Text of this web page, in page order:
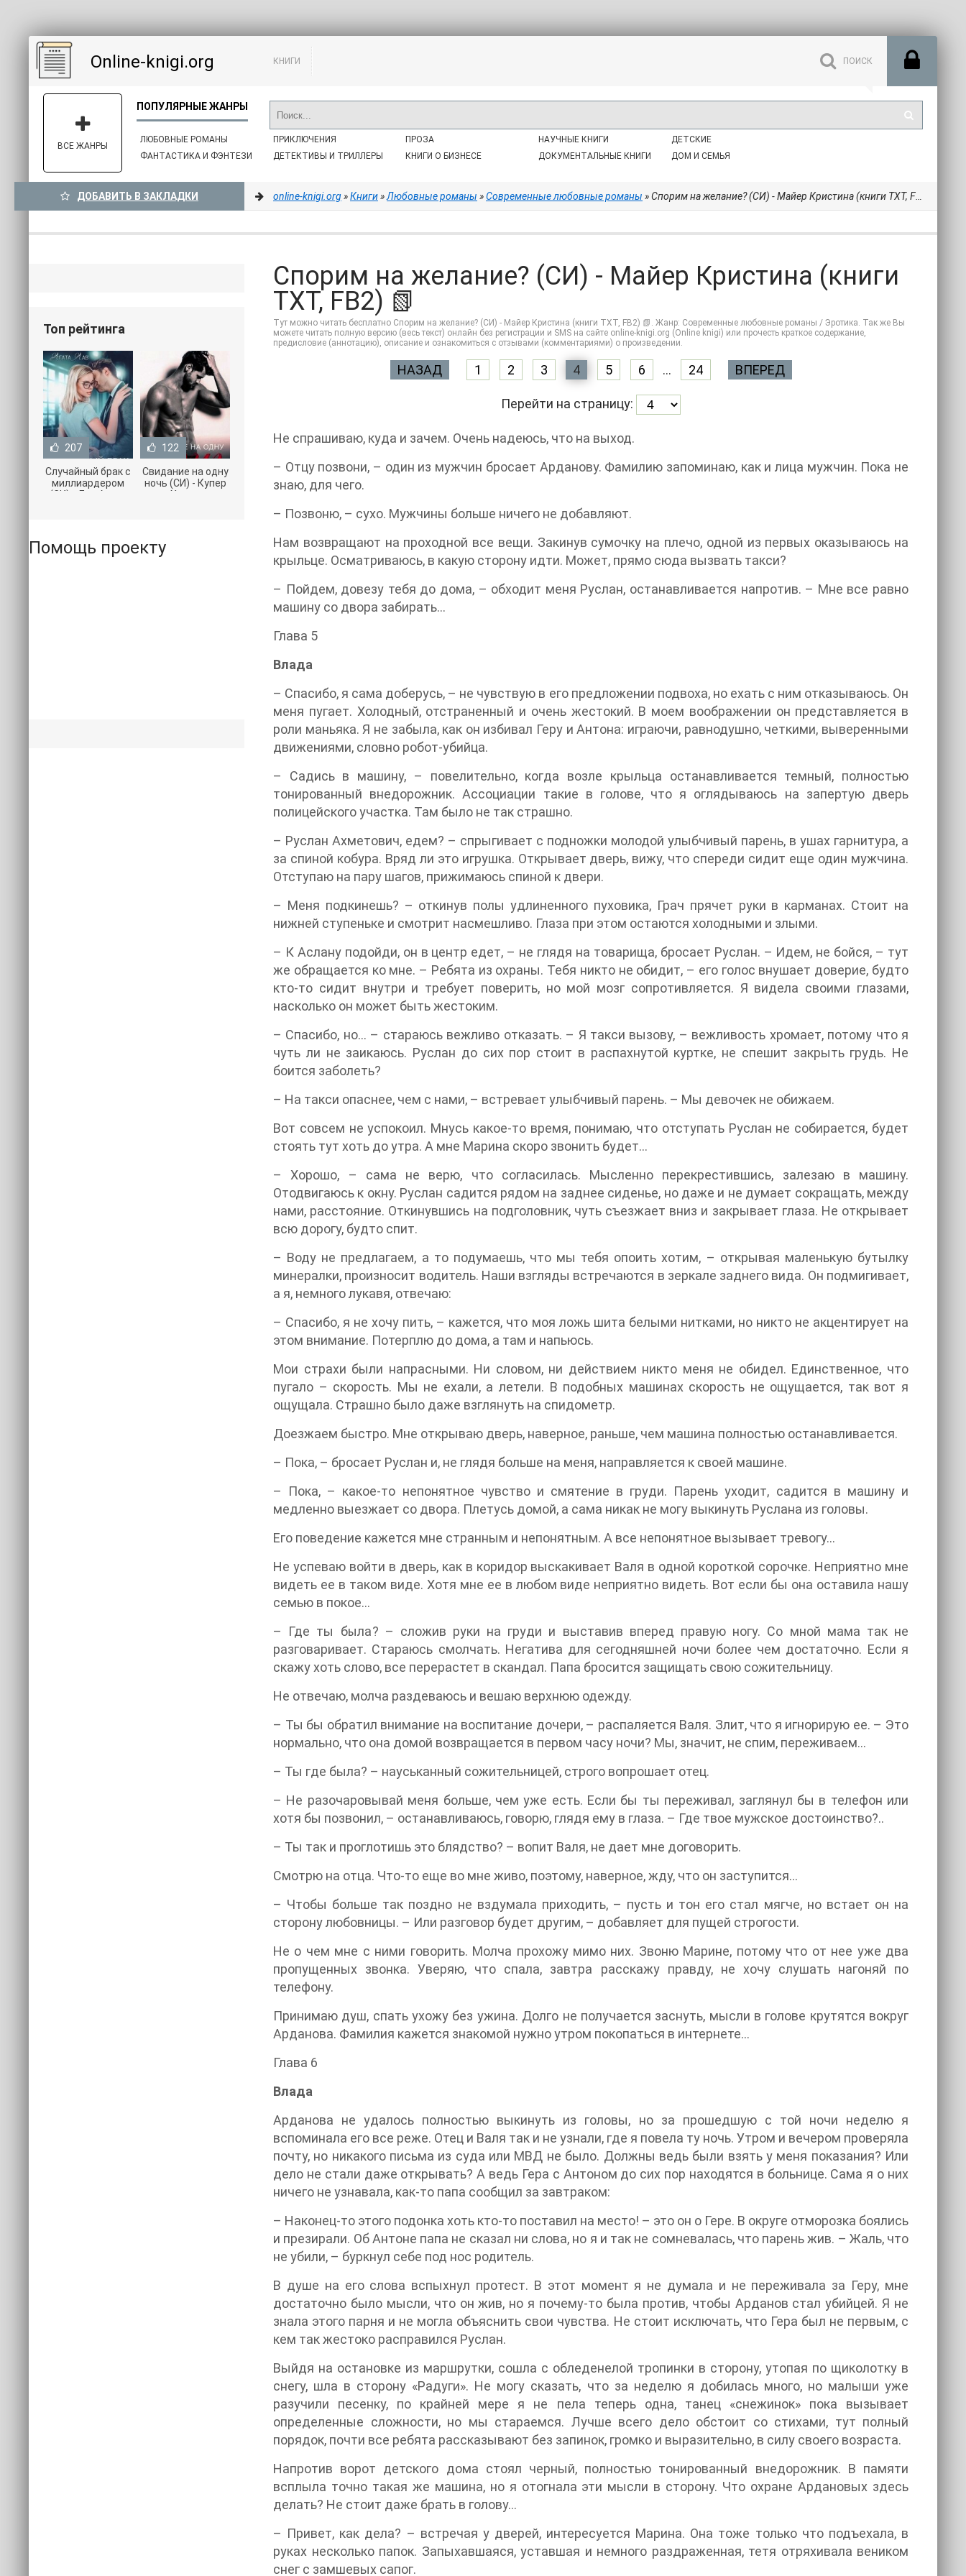
Online-knigi.org КНИГИ
ЛЮБОВНЫЕ РОМАНЫ
ФАНТАСТИКА И ФЭНТЕЗИ
ПРИКЛЮЧЕНИЯ
ДЕТЕКТИВЫ И ТРИЛЛЕРЫ
ПРОЗА
КНИГИ О БИЗНЕСЕ
НАУЧНЫЕ КНИГИ
ДОКУМЕНТАЛЬНЫЕ КНИГИ
ДЕТСКИЕ
ДОМ И СЕМЬЯ
ВСЕ ЖАНРЫ
ДОБАВИТЬ В ЗАКЛАДКИ online-knigi.org»Книги»Любовные романы »Современные любовные романы » Спорим на желание? (СИ) - Майер Кристина (книги TXT, FB2) 📗
Спорим на желание? (СИ) - Майер Кристина (книги
TXT, FB2) 📗
Тут можно читать бесплатно Спорим на желание? (СИ) - Майер Кристина (книги TXT, FB2) 📗. Жанр: Современные любовные романы / Эротика. Так же Вы
можете читать полную версию (весь текст) онлайн без регистрации и SMS на сайте online-knigi.org (Online knigi) или прочесть краткое содержание,
предисловие (аннотацию), описание и ознакомиться с отзывами (комментариями) о произведении.
НАЗАД 1 2 3 4 5 6 ... 24 ВПЕРЕД
Перейти на страницу:
Не спрашиваю, куда и зачем. Очень надеюсь, что на выход.
– Отцу позвони, – один из мужчин бросает Арданову. Фамилию запоминаю, как и лица мужчин. Пока не
знаю, для чего.
– Позвоню, – сухо. Мужчины больше ничего не добавляют.
Нам возвращают на проходной все вещи. Закинув сумочку на плечо, одной из первых оказываюсь на
крыльце. Осматриваюсь, в какую сторону идти. Может, прямо сюда вызвать такси?
– Пойдем, довезу тебя до дома, – обходит меня Руслан, останавливается напротив. – Мне все равно
машину со двора забирать...
Глава 5
Влада
– Спасибо, я сама доберусь, – не чувствую в его предложении подвоха, но ехать с ним отказываюсь. Он
меня пугает. Холодный, отстраненный и очень жестокий. В моем воображении он представляется в
роли маньяка. Я не забыла, как он избивал Геру и Антона: играючи, равнодушно, четкими, выверенными
движениями, словно робот-убийца.
– Садись в машину, – повелительно, когда возле крыльца останавливается темный, полностью
тонированный внедорожник. Ассоциации такие в голове, что я оглядываюсь на запертую дверь
полицейского участка. Там было не так страшно.
– Руслан Ахметович, едем? – спрыгивает с подножки молодой улыбчивый парень, в ушах гарнитура, а
за спиной кобура. Вряд ли это игрушка. Открывает дверь, вижу, что спереди сидит еще один мужчина.
Отступаю на пару шагов, прижимаюсь спиной к двери.
– Меня подкинешь? – откинув полы удлиненного пуховика, Грач прячет руки в карманах. Стоит на
нижней ступеньке и смотрит насмешливо. Глаза при этом остаются холодными и злыми.
– К Аслану подойди, он в центр едет, – не глядя на товарища, бросает Руслан. – Идем, не бойся, – тут
же обращается ко мне. – Ребята из охраны. Тебя никто не обидит, – его голос внушает доверие, будто
кто-то сидит внутри и требует поверить, но мой мозг сопротивляется. Я видела своими глазами,
насколько он может быть жестоким.
– Спасибо, но... – стараюсь вежливо отказать. – Я такси вызову, – вежливость хромает, потому что я
чуть ли не заикаюсь. Руслан до сих пор стоит в распахнутой куртке, не спешит закрыть грудь. Не
боится заболеть?
– На такси опаснее, чем с нами, – встревает улыбчивый парень. – Мы девочек не обижаем.
Вот совсем не успокоил. Мнусь какое-то время, понимаю, что отступать Руслан не собирается, будет
стоять тут хоть до утра. А мне Марина скоро звонить будет...
– Хорошо, – сама не верю, что согласилась. Мысленно перекрестившись, залезаю в машину.
Отодвигаюсь к окну. Руслан садится рядом на заднее сиденье, но даже и не думает сокращать, между
нами, расстояние. Откинувшись на подголовник, чуть съезжает вниз и закрывает глаза. Не открывает
всю дорогу, будто спит.
– Воду не предлагаем, а то подумаешь, что мы тебя опоить хотим, – открывая маленькую бутылку
минералки, произносит водитель. Наши взгляды встречаются в зеркале заднего вида. Он подмигивает,
а я, немного лукавя, отвечаю:
– Спасибо, я не хочу пить, – кажется, что моя ложь шита белыми нитками, но никто не акцентирует на
этом внимание. Потерплю до дома, а там и напьюсь.
Мои страхи были напрасными. Ни словом, ни действием никто меня не обидел. Единственное, что
пугало – скорость. Мы не ехали, а летели. В подобных машинах скорость не ощущается, так вот я
ощущала. Страшно было даже взглянуть на спидометр.
Доезжаем быстро. Мне открываю дверь, наверное, раньше, чем машина полностью останавливается.
– Пока, – бросает Руслан и, не глядя больше на меня, направляется к своей машине.
– Пока, – какое-то непонятное чувство и смятение в груди. Парень уходит, садится в машину и
медленно выезжает со двора. Плетусь домой, а сама никак не могу выкинуть Руслана из головы.
Его поведение кажется мне странным и непонятным. А все непонятное вызывает тревогу...
Не успеваю войти в дверь, как в коридор выскакивает Валя в одной короткой сорочке. Неприятно мне
видеть ее в таком виде. Хотя мне ее в любом виде неприятно видеть. Вот если бы она оставила нашу
семью в покое...
– Где ты была? – сложив руки на груди и выставив вперед правую ногу. Со мной мама так не
разговаривает. Стараюсь смолчать. Негатива для сегодняшней ночи более чем достаточно. Если я
скажу хоть слово, все перерастет в скандал. Папа бросится защищать свою сожительницу.
Не отвечаю, молча раздеваюсь и вешаю верхнюю одежду.
– Ты бы обратил внимание на воспитание дочери, – распаляется Валя. Злит, что я игнорирую ее. – Это
нормально, что она домой возвращается в первом часу ночи? Мы, значит, не спим, переживаем...
– Ты где была? – науськанный сожительницей, строго вопрошает отец.
– Не разочаровывай меня больше, чем уже есть. Если бы ты переживал, заглянул бы в телефон или
хотя бы позвонил, – останавливаюсь, говорю, глядя ему в глаза. – Где твое мужское достоинство?..
– Ты так и проглотишь это блядство? – вопит Валя, не дает мне договорить.
Смотрю на отца. Что-то еще во мне живо, поэтому, наверное, жду, что он заступится...
– Чтобы больше так поздно не вздумала приходить, – пусть и тон его стал мягче, но встает он на
сторону любовницы. – Или разговор будет другим, – добавляет для пущей строгости.
Не о чем мне с ними говорить. Молча прохожу мимо них. Звоню Марине, потому что от нее уже два
пропущенных звонка. Уверяю, что спала, завтра расскажу правду, не хочу слушать нагоняй по
телефону.
Принимаю душ, спать ухожу без ужина. Долго не получается заснуть, мысли в голове крутятся вокруг
Арданова. Фамилия кажется знакомой нужно утром покопаться в интернете...
Глава 6
Влада
Арданова не удалось полностью выкинуть из головы, но за прошедшую с той ночи неделю я
вспоминала его все реже. Отец и Валя так и не узнали, где я повела ту ночь. Утром и вечером проверяла
почту, но никакого письма из суда или МВД не было. Должны ведь были взять у меня показания? Или
дело не стали даже открывать? А ведь Гера с Антоном до сих пор находятся в больнице. Сама я о них
ничего не узнавала, как-то папа сообщил за завтраком:
– Наконец-то этого подонка хоть кто-то поставил на место! – это он о Гере. В округе отморозка боялись
и презирали. Об Антоне папа не сказал ни слова, но я и так не сомневалась, что парень жив. – Жаль, что
не убили, – буркнул себе под нос родитель.
В душе на его слова вспыхнул протест. В этот момент я не думала и не переживала за Геру, мне
достаточно было мысли, что он жив, но я почему-то была против, чтобы Арданов стал убийцей. Я не
знала этого парня и не могла объяснить свои чувства. Не стоит исключать, что Гера был не первым, с
кем так жестоко расправился Руслан.
Выйдя на остановке из маршрутки, сошла с обледенелой тропинки в сторону, утопая по щиколотку в
снегу, шла в сторону «Радуги». Не могу сказать, что за неделю я добилась много, но малыши уже
разучили песенку, по крайней мере я не пела теперь одна, танец «снежинок» пока вызывает
определенные сложности, но мы стараемся. Лучше всего дело обстоит со стихами, тут полный
порядок, почти все ребята рассказывают без запинок, громко и выразительно, в силу своего возраста.
Напротив ворот детского дома стоял черный, полностью тонированный внедорожник. В памяти
всплыла точно такая же машина, но я отогнала эти мысли в сторону. Что охране Ардановых здесь
делать? Не стоит даже брать в голову...
– Привет, как дела? – встречая у дверей, интересуется Марина. Она тоже только что подъехала, в
руках несколько папок. Запыхавшаяся, уставшая и немного раздраженная, тетя отряхивала веником
снег с замшевых сапог.
Топ рейтинга
207
Случайный брак с
миллиардером
(СИ) - Лав Агата
122
Свидание на одну
ночь (СИ) - Купер
Хелен
Помощь проекту